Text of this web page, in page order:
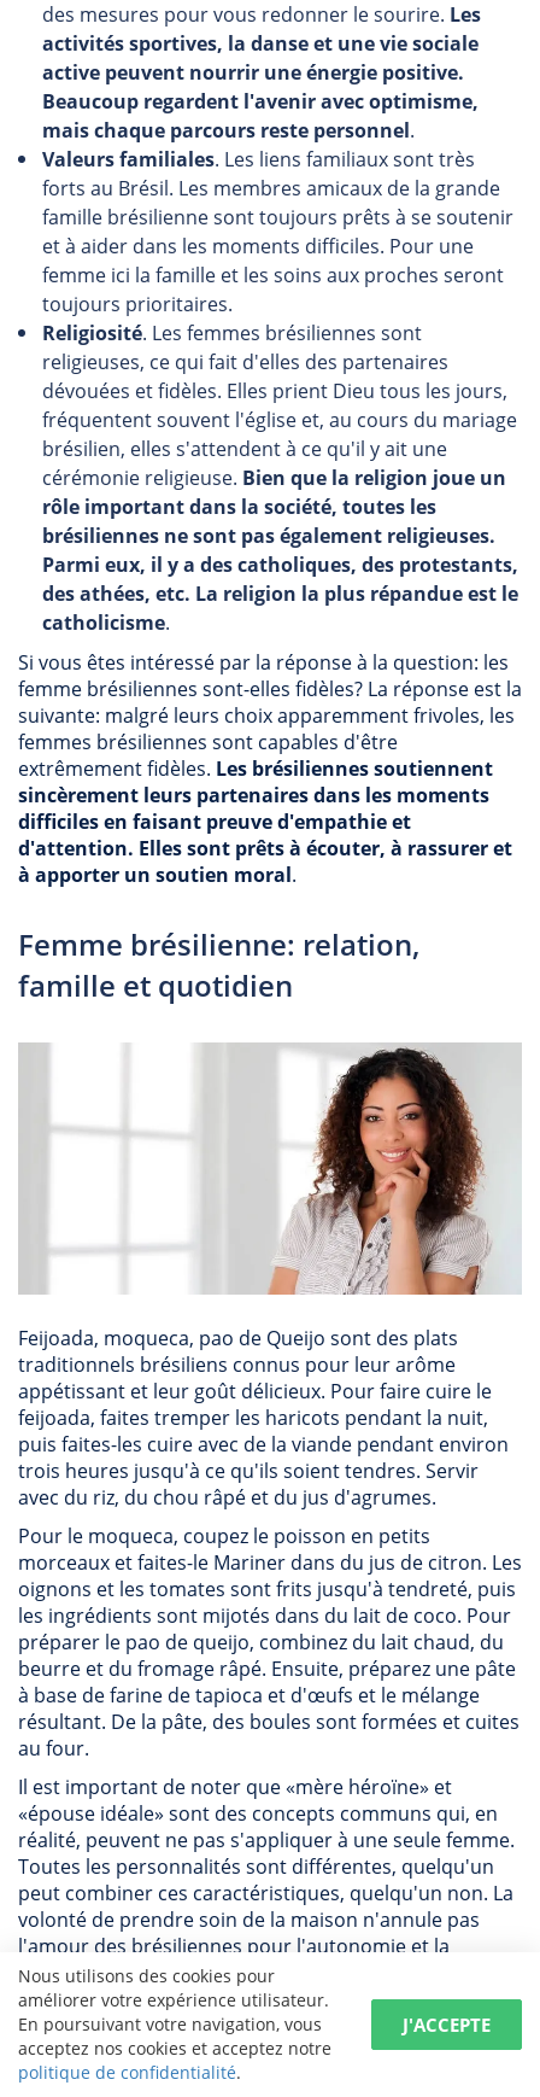
des mesures pour vous redonner le sourire. Les
activités sportives, la danse et une vie sociale
active peuvent nourrir une énergie positive.
Beaucoup regardent l'avenir avec optimisme,
mais chaque parcours reste personnel.
Valeurs familiales. Les liens familiaux sont très
forts au Brésil. Les membres amicaux de la grande
famille brésilienne sont toujours prêts à se soutenir
et à aider dans les moments difficiles. Pour une
femme ici la famille et les soins aux proches seront
toujours prioritaires.
Religiosité. Les femmes brésiliennes sont
religieuses, ce qui fait d'elles des partenaires
dévouées et fidèles. Elles prient Dieu tous les jours,
fréquentent souvent l'église et, au cours du mariage
brésilien, elles s'attendent à ce qu'il y ait une
cérémonie religieuse. Bien que la religion joue un
rôle important dans la société, toutes les
brésiliennes ne sont pas également religieuses.
Parmi eux, il y a des catholiques, des protestants,
des athées, etc. La religion la plus répandue est le
catholicisme.
Si vous êtes intéressé par la réponse à la question: les
femme brésiliennes sont-elles fidèles? La réponse est la
suivante: malgré leurs choix apparemment frivoles, les
femmes brésiliennes sont capables d'être
extrêmement fidèles. Les brésiliennes soutiennent
sincèrement leurs partenaires dans les moments
difficiles en faisant preuve d'empathie et
d'attention. Elles sont prêts à écouter, à rassurer et
à apporter un soutien moral.
Femme brésilienne: relation,
famille et quotidien
Feijoada, moqueca, pao de Queijo sont des plats
traditionnels brésiliens connus pour leur arôme
appétissant et leur goût délicieux. Pour faire cuire le
feijoada, faites tremper les haricots pendant la nuit,
puis faites-les cuire avec de la viande pendant environ
trois heures jusqu'à ce qu'ils soient tendres. Servir
avec du riz, du chou râpé et du jus d'agrumes.
Pour le moqueca, coupez le poisson en petits
morceaux et faites-le Mariner dans du jus de citron. Les
oignons et les tomates sont frits jusqu'à tendreté, puis
les ingrédients sont mijotés dans du lait de coco. Pour
préparer le pao de queijo, combinez du lait chaud, du
beurre et du fromage râpé. Ensuite, préparez une pâte
à base de farine de tapioca et d'œufs et le mélange
résultant. De la pâte, des boules sont formées et cuites
au four.
Il est important de noter que «mère héroïne» et
«épouse idéale» sont des concepts communs qui, en
réalité, peuvent ne pas s'appliquer à une seule femme.
Toutes les personnalités sont différentes, quelqu'un
peut combiner ces caractéristiques, quelqu'un non. La
volonté de prendre soin de la maison n'annule pas
l'amour des brésiliennes pour l'autonomie et la
construction d'une carrière. Il y a des femmes qui
valorisent leur liberté avant tout.
Où et comment rencontrer des
Nous utilisons des cookies pour
améliorer votre expérience utilisateur.
En poursuivant votre navigation, vous
acceptez nos cookies et acceptez notre
politique de confidentialité.
J'ACCEPTE